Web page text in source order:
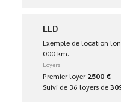
LLD
Exemple de location
000 km.
Loyers
Premier loyer2500 €
Suivi de 36 loyers de